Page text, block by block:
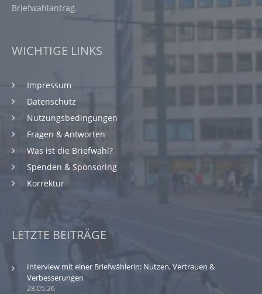
Briefwahlantrag.
WICHTIGE LINKS
Impressum
Datenschutz
Nutzungsbedingungen
Fragen & Antworten
Was ist die Briefwahl?
Spenden & Sponsoring
Korrektur
LETZTE BEITRÄGE
28.05.26
Interview mit einer Briefwählerin: Nutzen, Vertrauen &
Verbesserungen